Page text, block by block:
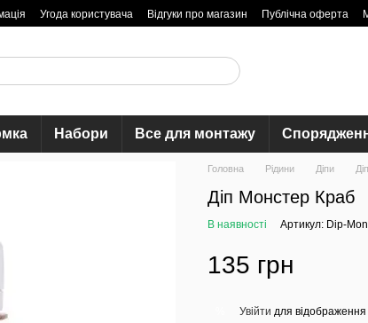
Угода користувача Відгуки про магазин Публічна оферта
Набори Все для монтажу
Головна Рідини Діпи
Діп Монстер Краб
В наявності Артикул: Dip-
135 грн
Увійти для відображення